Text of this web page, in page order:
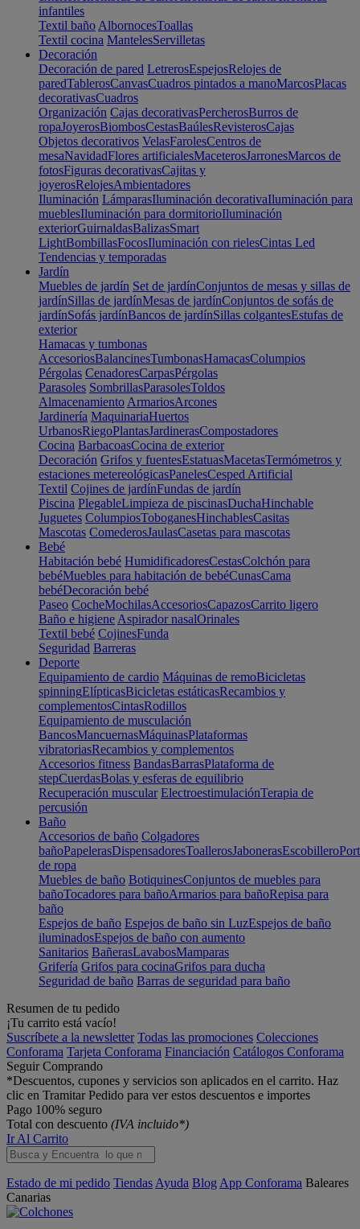
infantiles
Textil baño AlbornocesToallas
Textil cocina MantelesServilletas
Decoración
Decoración de pared LetrerosEspejosRelojes de
paredTablerosCanvasCuadros pintados a manoMarcosPlacas
decorativasCuadros
Organización Cajas decorativasPercherosBurros de
ropaJoyerosBiombosCestasBaúlesRevisterosCajas
Objetos decorativos VelasFarolesCentros de
mesaNavidadFlores artificialesMaceterosJarronesMarcos de
fotosFiguras decorativasCajitas y
joyerosRelojesAmbientadores
Iluminación LámparasIluminación decorativaIluminación para
mueblesIluminación para dormitorioIluminación
exteriorGuirnaldasBalizasSmart
LightBombillasFocosIluminación con rielesCintas Led
Tendencias y temporadas
Jardín
Muebles de jardín Set de jardínConjuntos de mesas y sillas de
jardínSillas de jardínMesas de jardínConjuntos de sofás de
jardínSofás jardínBancos de jardínSillas colgantesEstufas de
exterior
Hamacas y tumbonas
AccesoriosBalancinesTumbonasHamacasColumpios
Pérgolas CenadoresCarpasPérgolas
Parasoles SombrillasParasolesToldos
Almacenamiento ArmariosArcones
Jardinería MaquinariaHuertos
UrbanosRiegoPlantasJardinerasCompostadores
Cocina BarbacoasCocina de exterior
Decoración Grifos y fuentesEstatuasMacetasTermómetros y
estaciones metereológicasPanelesCesped Artificial
Textil Cojines de jardínFundas de jardín
Piscina PlegableLimpieza de piscinasDuchaHinchable
Juguetes ColumpiosToboganesHinchablesCasitas
Mascotas ComederosJaulasCasetas para mascotas
Bebé
Habitación bebé HumidificadoresCestasColchón para
bebéMuebles para habitación de bebéCunasCama
bebéDecoración bebé
Paseo CocheMochilasAccesoriosCapazosCarrito ligero
Baño e higiene Aspirador nasalOrinales
Textil bebé CojinesFunda
Seguridad Barreras
Deporte
Equipamiento de cardio Máquinas de remoBicicletas
spinningElípticasBicicletas estáticasRecambios y
complementosCintasRodillos
Equipamiento de musculación
BancosMancuernasMáquinasPlataformas
vibratoriasRecambios y complementos
Accesorios fitness BandasBarrasPlataforma de
stepCuerdasBolas y esferas de equilibrio
Recuperación muscular ElectroestimulaciónTerapia de
percusión
Baño
Accesorios de baño Colgadores
bañoPapelerasDispensadoresToallerosJabonerasEscobillero
de ropa
Muebles de baño BotiquinesConjuntos de muebles para
bañoTocadores para bañoArmarios para bañoRepisa para
baño
Espejos de baño Espejos de baño sin LuzEspejos de baño
iluminadosEspejos de baño con aumento
Sanitarios BañerasLavabosMamparas
Grifería Grifos para cocinaGrifos para ducha
Seguridad de baño Barras de seguridad para baño
Resumen de tu pedido
¡Tu carrito está vacío!
Suscríbete a la newsletter Todas las promociones Colecciones
Conforama Tarjeta Conforama Financiación Catálogos Conforama
Seguir Comprando
*Descuentos, cupones y servicios son aplicados en el carrito. Haz
clic en Tramitar Pedido para ver estos descuentos e importes
Pago 100% seguro
Total con descuento (IVA incluido*)
Ir Al Carrito
Estado de mi pedido Tiendas Ayuda Blog App Conforama Baleares
Canarias